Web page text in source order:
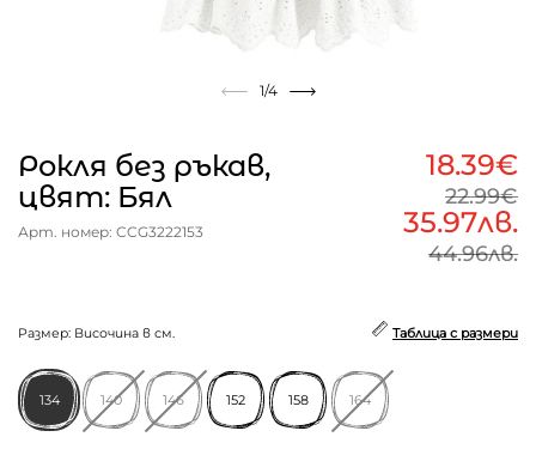
1/4
Рокля без ръкав,
цвят: Бял
Арт. номер: CCG3222153
18.39€
22.99€
35.97лв.
44.96лв.
Размер: Височина в см. Таблица с размери
134 140 146 152 158 164